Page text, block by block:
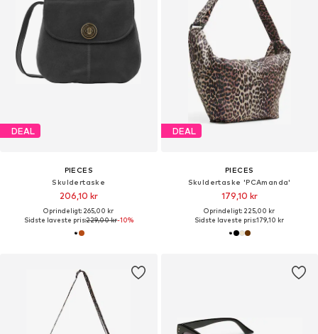
DEAL
PIECES
Skuldertaske
206,10 kr
Oprindeligt: 265,00 kr
Sidste laveste pris:229,00 kr-10%
DEAL
PIECES
Skuldertaske 'PCAmanda'
179,10 kr
Oprindeligt: 225,00 kr
Sidste laveste pris:179,10 kr